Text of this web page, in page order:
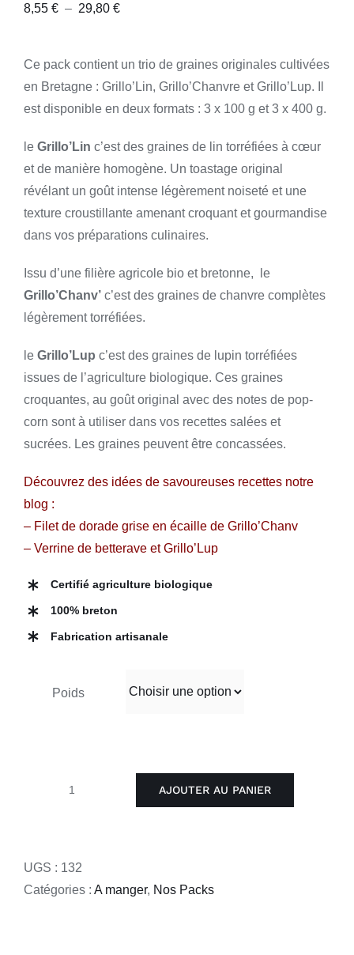
8,55 € – 29,80 €Plage
Ce pack contient un trio de graines originales cultivées
en Bretagne : Grillo’Lin, Grillo’Chanvre et Grillo’Lup. Il
est disponible en deux formats : 3 x 100 g et 3 x 400 g.
le Grillo’Lin c’est des graines de lin torréfiées à cœur
et de manière homogène. Un toastage original
révélant un goût intense légèrement noiseté et une
texture croustillante amenant croquant et gourmandise
dans vos préparations culinaires.
Issu d’une filière agricole bio et bretonne, le
Grillo’Chanv’ c’est des graines de chanvre complètes
légèrement torréfiées.
le Grillo’Lup c’est des graines de lupin torréfiées
issues de l’agriculture biologique. Ces graines
croquantes, au goût original avec des notes de pop-
corn sont à utiliser dans vos recettes salées et
sucrées. Les graines peuvent être concassées.
Découvrez des idées de savoureuses recettes notre
blog :
– Filet de dorade grise en écaille de Grillo’Chanv
– Verrine de betterave et Grillo’Lup
Certifié agriculture biologique
100% breton
Fabrication artisanale
Poids
Cuisine
et
AJOUTER AU PANIER
UGS : 132
Catégories : A manger, Nos Packs